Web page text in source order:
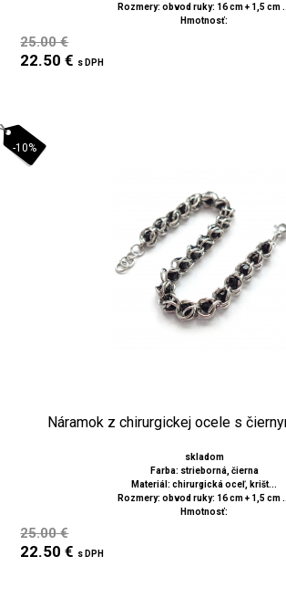
Rozmery: obvod ruky: 16 cm + 1,5 cm
Hmotnosť:
25.00 €
22.50 € s DPH
-10%
Náramok z chirurgickej ocele s
skladom
Farba: strieborná, čierna
Materiál: chirurgická oceľ, krišt...
Rozmery: obvod ruky: 16 cm + 1,5 cm
Hmotnosť:
25.00 €
22.50 € s DPH